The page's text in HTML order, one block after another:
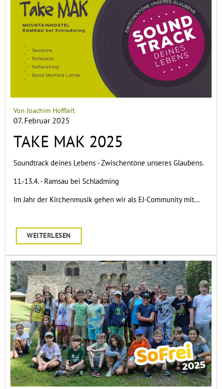
Von Joachim Hoffleit
07. Februar 2025
TAKE MAK 2025
Soundtrack deines Lebens - Zwischentöne unseres Glaubens.
11.-13.4. - Ramsau bei Schladming
Im Jahr der Kirchenmusik gehen wir als EJ-Community mit…
WEITERLESEN